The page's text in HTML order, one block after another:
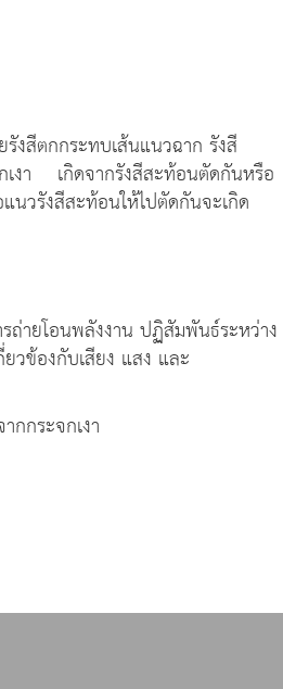
งสีตกกระทบเส้นแนวฉาก รังสี
เงา เกิดจากรังสีสะท้อนตัดกันหรือ
วรังสีสะท้อนให้ไปตัดกันจะเกิด
ถ่ายโอนพลังงาน ปฏิสัมพันธ์ระหว่าง
วข้องกับเสียง แสง และ
ระจกเงา